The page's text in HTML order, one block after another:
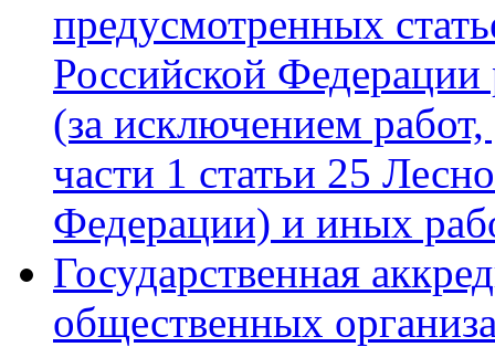
предусмотренных
Российской Федерации
(за исключением
части 1 статьи 25
Федерации) и иных
Государственная
общественных